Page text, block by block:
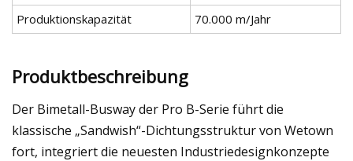
Produktionskapazität
70.000 m/Jahr
Produktbeschreibung
Der Bimetall-Busway der Pro B-Serie führt die
klassische „Sandwish“-Dichtungsstruktur von Wetown
fort, integriert die neuesten Industriedesignkonzepte